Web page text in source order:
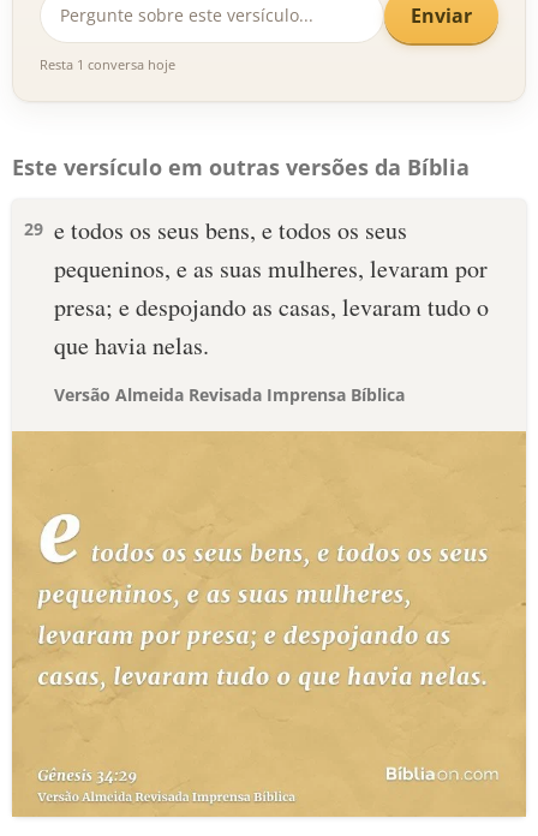
Enviar
Resta 1 conversa hoje
Este versículo em outras versões da Bíblia
29 e todos os seus bens, e todos os seus
pequeninos, e as suas mulheres, levaram por
presa; e despojando as casas, levaram tudo o
que havia nelas.
Versão Almeida Revisada Imprensa Bíblica